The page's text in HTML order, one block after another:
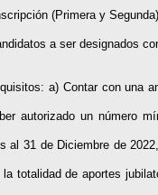
(Primera y
a ser designados
a) Contar con una
autorizado un número
31 de Diciembre de
totalidad de aportes